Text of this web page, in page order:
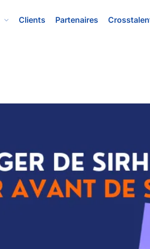
Clients Partenaires